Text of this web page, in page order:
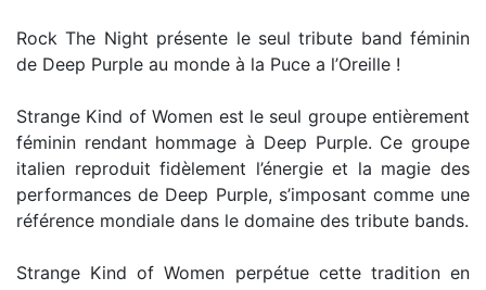
Rock The Night présente le seul tribute band féminin
de Deep Purple au monde à la Puce a l’Oreille !
Strange Kind of Women est le seul groupe entièrement
féminin rendant hommage à Deep Purple. Ce groupe
italien reproduit fidèlement l’énergie et la magie des
performances de Deep Purple, s’imposant comme une
référence mondiale dans le domaine des tribute bands.
Strange Kind of Women perpétue cette tradition en